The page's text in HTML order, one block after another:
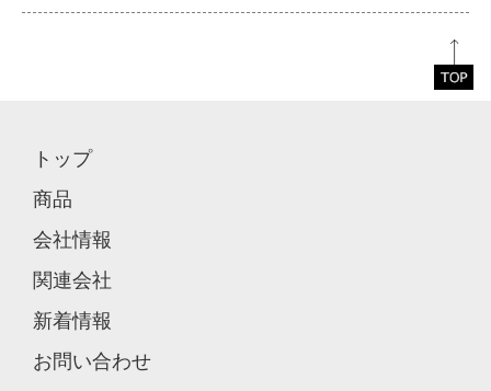
トップ
商品
会社情報
関連会社
新着情報
お問い合わせ